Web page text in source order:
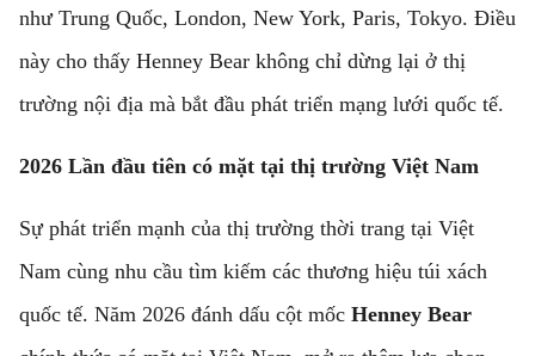
như Trung Quốc, London, New York, Paris, Tokyo. Điều
này cho thấy Henney Bear không chỉ dừng lại ở thị
trường nội địa mà bắt đầu phát triển mạng lưới quốc tế.
2026 Lần đầu tiên có mặt tại thị trường Việt Nam
Sự phát triển mạnh của thị trường thời trang tại Việt
Nam cùng nhu cầu tìm kiếm các thương hiệu túi xách
quốc tế. Năm 2026 đánh dấu cột mốc Henney Bear